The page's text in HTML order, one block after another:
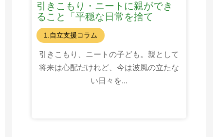
引きこもり・ニートに親ができ
ること「平穏な日常を捨て
る？」
1.自立支援コラム
引きこもり、ニートの子ども。親として
将来は心配だけれど、今は波風の立たな
い日々を...